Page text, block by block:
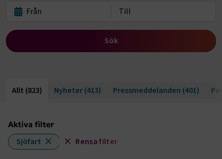
Sök
Allt (823) Nyheter(413) Pressmeddelanden (401)
Aktiva filter
Sjöfart Rensa filter